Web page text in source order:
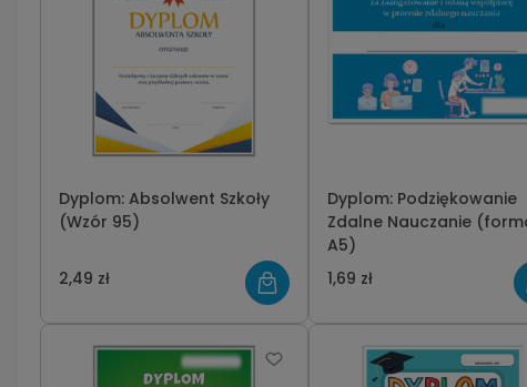
Dyplom: Absolwent Szkoły
(Wzór 95)
2,49 zł
Dyplom: Podziękowanie
Zdalne Nauczanie
A5)
1,69 zł